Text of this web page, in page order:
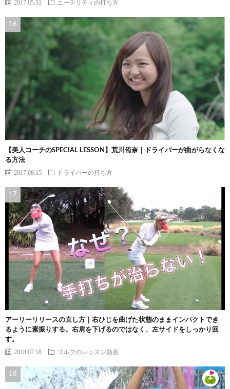
2017.05.31 ユーテリティの打ち方
【美人コーチのSPECIAL LESSON】荒川侑奈｜ドライバーが曲がらなくな
る方法
2017.08.15 ドライバーの打ち方
アーリーリリースの直し方｜右ひじを曲げた状態のままインパクトでき
るように素振りする。右肩を下げるのではなく、左サイドをしっかり回
す。
2018.07.18 ゴルフのレッスン動画